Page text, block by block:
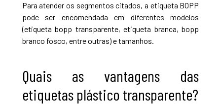
Para atender os segmentos citados, a etiqueta BOPP
pode ser encomendada em diferentes modelos
(etiqueta bopp transparente, etiqueta branca, bopp
branco fosco, entre outras) e tamanhos.
Quais as vantagens das
etiquetas plástico transparente?